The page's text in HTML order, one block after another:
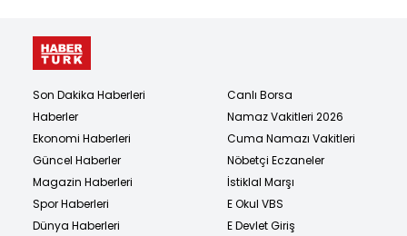
Son Dakika Haberleri
Haberler
Ekonomi Haberleri
Güncel Haberler
Magazin Haberleri
Spor Haberleri
Dünya Haberleri
Canlı Borsa
Namaz Vakitleri 2026
Cuma Namazı Vakitleri
Nöbetçi Eczaneler
İstiklal Marşı
E Okul VBS
E Devlet Giriş